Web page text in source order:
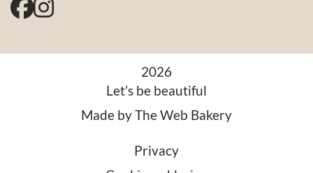
2026
Let’s be beautiful
Made byThe Web Bakery
Privacy